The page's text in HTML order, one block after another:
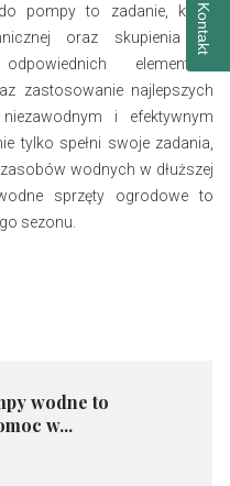
pompy to zadanie, które
oraz skupienia na
elementów,
zastosowanie najlepszych
i efektywnym
tylko spełni swoje zadania,
wodnych w dłuższej
sprzęty ogrodowe to
sezonu.
wodne to
w...
Kontakt